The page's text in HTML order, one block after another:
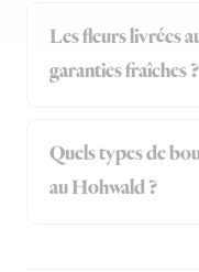
Les fleurs livrées
garanties fraîches ?
Quels types de
au Hohwald ?